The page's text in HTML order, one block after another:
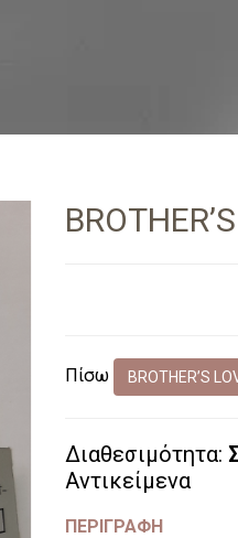
Πίσω BROTHER’S
Διαθεσιμότητα:
Αντικείμενα
ΠΕΡΙΓΡΑΦΗ